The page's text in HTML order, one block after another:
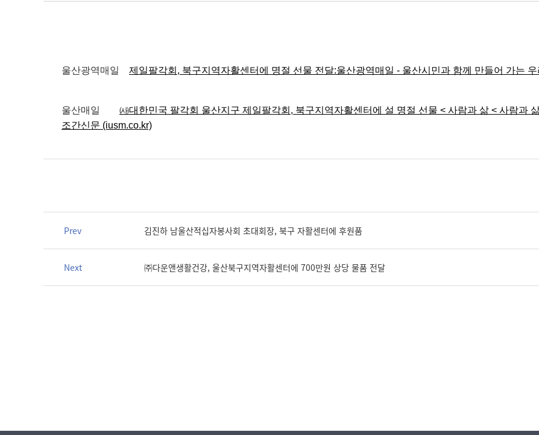
울산광역매일 제일팔각회, 북구지역자활센터에 명절 선물 전달:울산광역매일 - 울산시민과 함께 만들어 가는
울산매일 ㈔대한민국 팔각회 울산지구 제일팔각회, 북구지역자활센터에 설 명절 선물 < 사람과 삶 < 사람과
조간신문 (iusm.co.kr)
Prev 김진하 남울산적십자봉사회 초대회장, 북구 자활센터에 후원품
Next ㈜다운앤생활건강, 울산북구지역자활센터에 700만원 상당 물품 전달